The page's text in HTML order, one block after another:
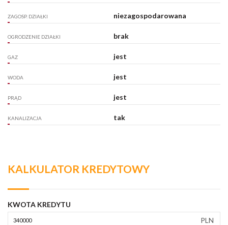
ZAGOSP. DZIAŁKI niezagospodarowana
OGRODZENIE DZIAŁKI brak
GAZ jest
WODA jest
PRĄD jest
KANALIZACJA tak
KALKULATOR KREDYTOWY
KWOTA KREDYTU
PLN